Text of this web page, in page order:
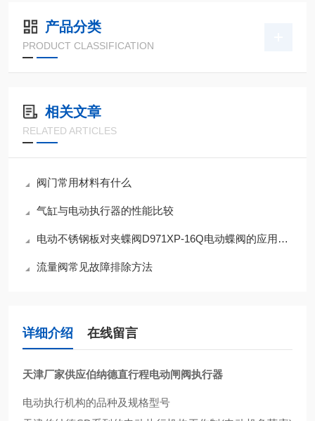
产品分类
PRODUCT CLASSIFICATION
相关文章
RELATED ARTICLES
阀门常用材料有什么
气缸与电动执行器的性能比较
电动不锈钢板对夹蝶阀D971XP-16Q电动蝶阀的应用和安装须知
流量阀常见故障排除方法
详细介绍 在线留言
天津厂家供应伯纳德直行程电动闸阀执行器
电动执行机构的品种及规格型号